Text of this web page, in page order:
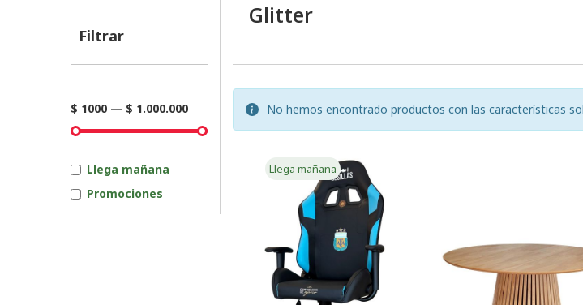
Filtrar
$ 1000 — $ 1.000.000
Llega mañana
Promociones
Glitter
No hemos encontrado productos con las características
Llega mañana